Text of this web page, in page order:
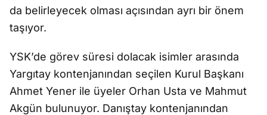
da belirleyecek olması açısından ayrı bir önem
taşıyor.
YSK’de görev süresi dolacak isimler arasında
Yargıtay kontenjanından seçilen Kurul Başkanı
Ahmet Yener ile üyeler Orhan Usta ve Mahmut
Akgün bulunuyor. Danıştay kontenjanından